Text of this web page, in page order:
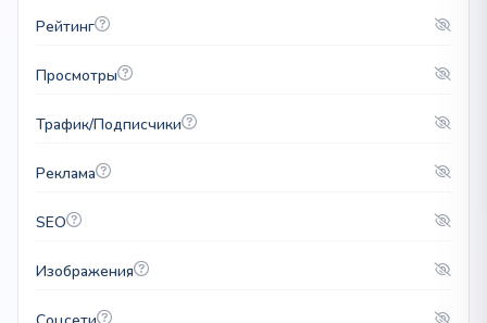
Рейтинг
Просмотры
Трафик/Подписчики
Реклама
SEO
Изображения